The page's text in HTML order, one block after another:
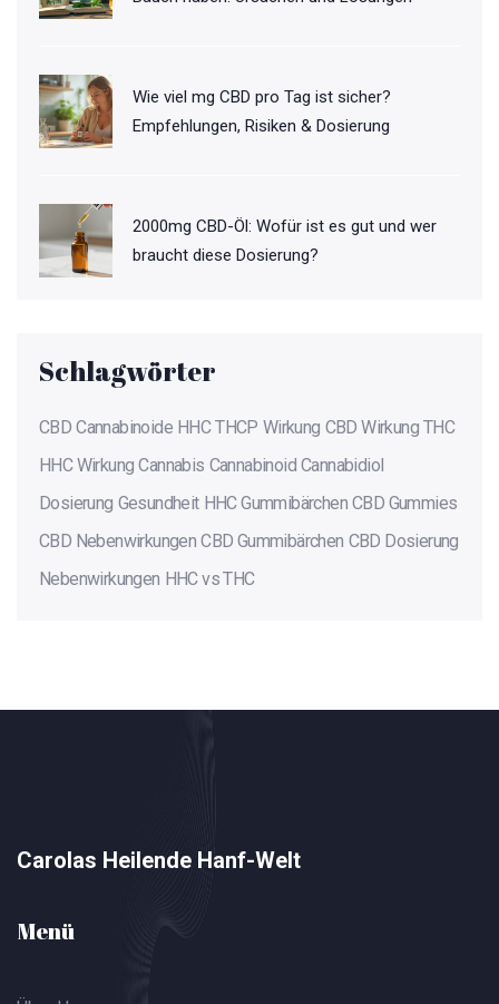
Wie viel mg CBD pro Tag ist sicher?
Empfehlungen, Risiken & Dosierung
2000mg CBD-Öl: Wofür ist es gut und wer
braucht diese Dosierung?
Schlagwörter
CBD Cannabinoide HHC THCP Wirkung CBD Wirkung THC
HHC Wirkung Cannabis Cannabinoid Cannabidiol
Dosierung Gesundheit HHC Gummibärchen CBD Gummies
CBD Nebenwirkungen CBD Gummibärchen CBD Dosierung
Nebenwirkungen HHC vs THC
Carolas Heilende Hanf-Welt
Menü